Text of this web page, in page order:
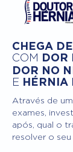
CHEGA
COM DOR
DOR NO
E HÉRNIA
Através de
exames,
após, qual o
resolver o